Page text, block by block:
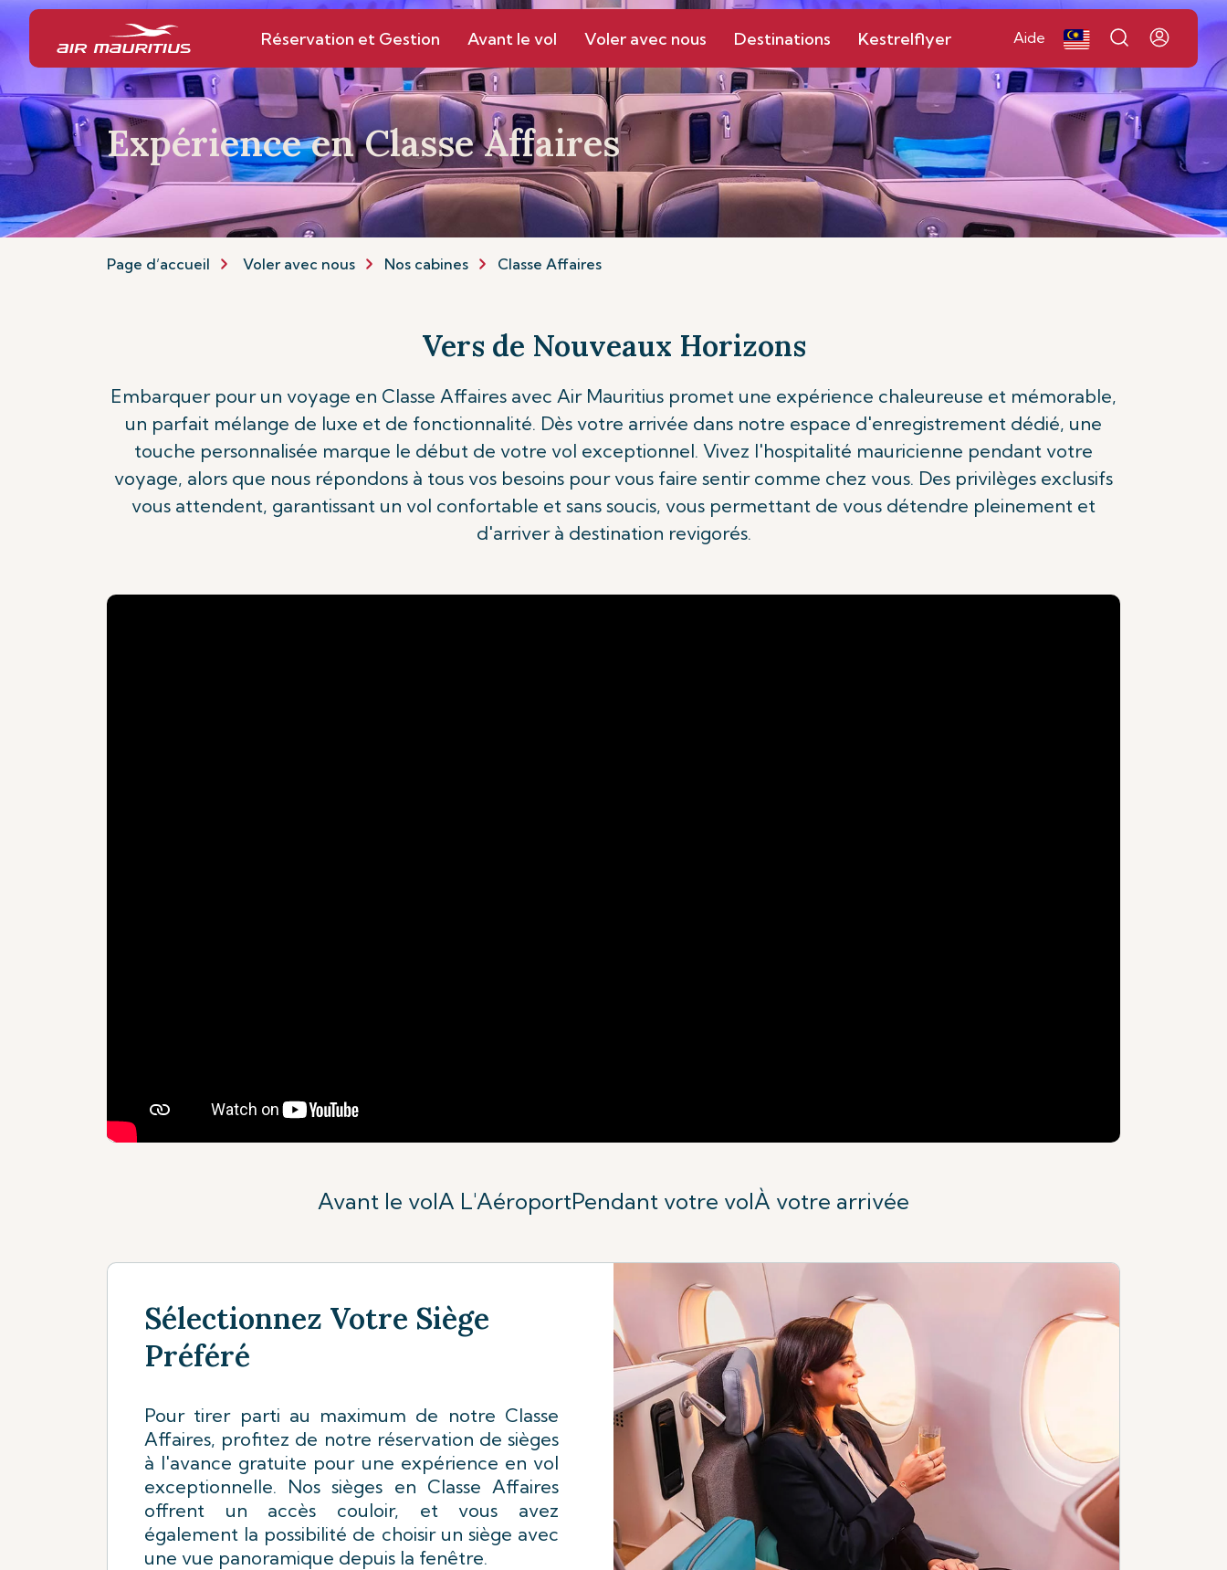
Réservation et Gestion Avant le vol Voler avec nous Destinations Kestrelflyer Aide
Expérience en Classe Affaires
Page d’accueil Voler avec nous Nos cabines Classe Affaires
Vers de Nouveaux Horizons
Embarquer pour un voyage en Classe Affaires avec Air Mauritius promet une expérience chaleureuse et mémorable,
un parfait mélange de luxe et de fonctionnalité. Dès votre arrivée dans notre espace d'enregistrement dédié, une
touche personnalisée marque le début de votre vol exceptionnel. Vivez l'hospitalité mauricienne pendant votre
voyage, alors que nous répondons à tous vos besoins pour vous faire sentir comme chez vous. Des privilèges exclusifs
vous attendent, garantissant un vol confortable et sans soucis, vous permettant de vous détendre pleinement et
d'arriver à destination revigorés.
Avant le volA L'AéroportPendant votre volÀ votre arrivée
Sélectionnez Votre Siège
Préféré
Pour tirer parti au maximum de notre Classe
Affaires, profitez de notre réservation de sièges
à l'avance gratuite pour une expérience en vol
exceptionnelle. Nos sièges en Classe Affaires
offrent un accès couloir, et vous avez
également la possibilité de choisir un siège avec
une vue panoramique depuis la fenêtre.